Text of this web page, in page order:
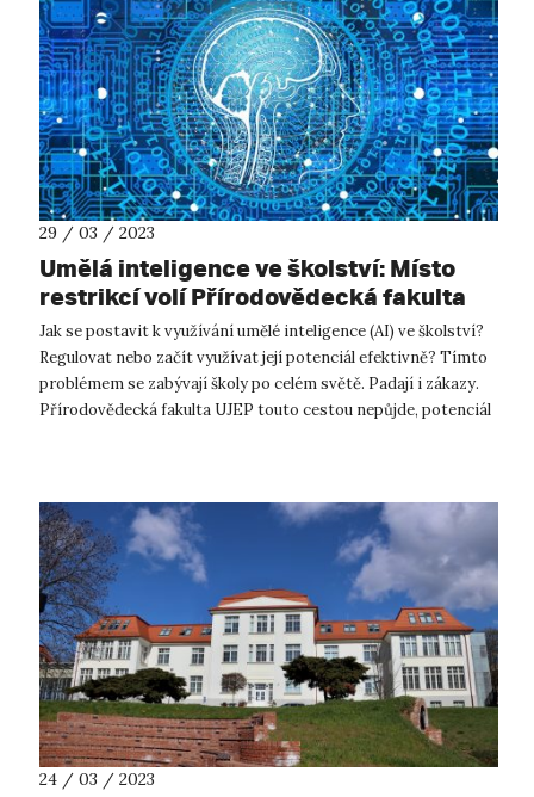
29 / 03 / 2023
Umělá inteligence ve školství: Místo
restrikcí volí Přírodovědecká fakulta
UJEP cestu porozumění
Jak se postavit k využívání umělé inteligence (AI) ve školství?
Regulovat nebo začít využívat její potenciál efektivně? Tímto
problémem se zabývají školy po celém světě. Padají i zákazy.
Přírodovědecká fakulta UJEP touto cestou nepůjde, potenciál
24 / 03 / 2023